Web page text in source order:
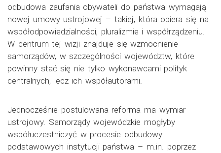
odbudowa zaufania obywateli do państwa wymagają
nowej umowy ustrojowej – takiej, która opiera się na
współodpowiedzialności, pluralizmie i współrządzeniu.
W centrum tej wizji znajduje się wzmocnienie
samorządów, w szczególności województw, które
powinny stać się nie tylko wykonawcami polityk
centralnych, lecz ich współautorami.
Jednocześnie postulowana reforma ma wymiar
ustrojowy. Samorządy wojewódzkie mogłyby
współuczestniczyć w procesie odbudowy
podstawowych instytucji państwa – m.in. poprzez